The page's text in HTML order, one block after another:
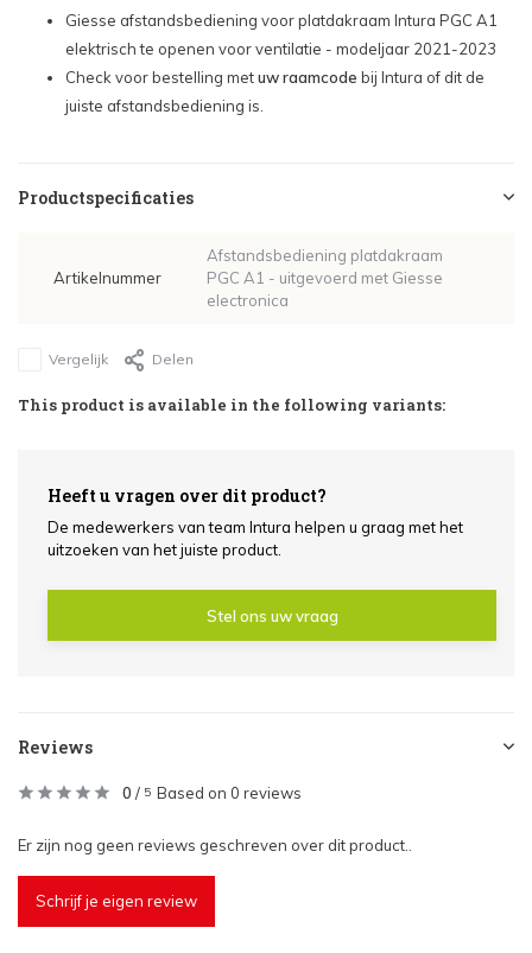
Giesse afstandsbediening voor platdakraam Intura PGC A1
elektrisch te openen voor ventilatie - modeljaar 2021-2023
Check voor bestelling metuw raamcode bij Intura of dit de
juiste afstandsbediening is.
Productspecificaties
Artikelnummer
Afstandsbediening platdakraam
PGC A1 - uitgevoerd met Giesse
electronica
Vergelijk Delen
This product is available in the following variants:
Heeft u vragen over dit product?
De medewerkers van team Intura helpen u graag met het
uitzoeken van het juiste product.
Stel ons uw vraag
Reviews
0 / 5 Based on 0 reviews
Er zijn nog geen reviews geschreven over dit product..
Schrijf je eigen review